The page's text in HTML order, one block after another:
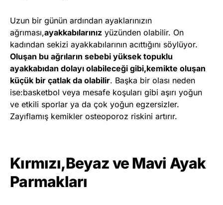
Uzun bir günün ardından ayaklarınızın
ağrıması,ayakkabılarınız yüzünden olabilir. On
kadından sekizi ayakkabılarının acıttığını söylüyor.
Oluşan bu ağrıların sebebi yüksek topuklu
ayakkabıdan dolayı olabileceği gibi,kemikte oluşan
küçük bir çatlak da olabilir. Başka bir olası neden
ise:basketbol veya mesafe koşuları gibi aşırı yoğun
ve etkili sporlar ya da çok yoğun egzersizler.
Zayıflamış kemikler osteoporoz riskini artırır.
Kırmızı,Beyaz ve Mavi Ayak
Parmakları